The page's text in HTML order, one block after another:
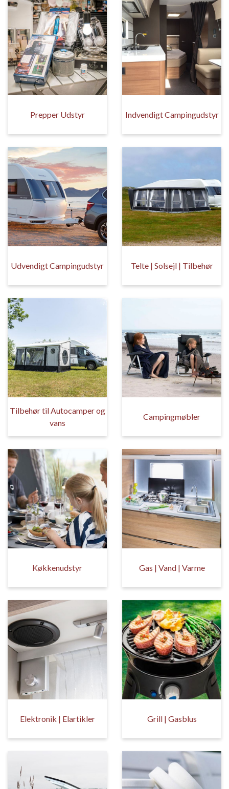
Prepper Udstyr Indvendigt Campingudstyr
Udvendigt Campingudstyr Telte | Solsejl | Tilbehør
Tilbehør til Autocamper og
vans
Campingmøbler
Køkkenudstyr Gas | Vand | Varme
Elektronik | Elartikler Grill | Gasblus